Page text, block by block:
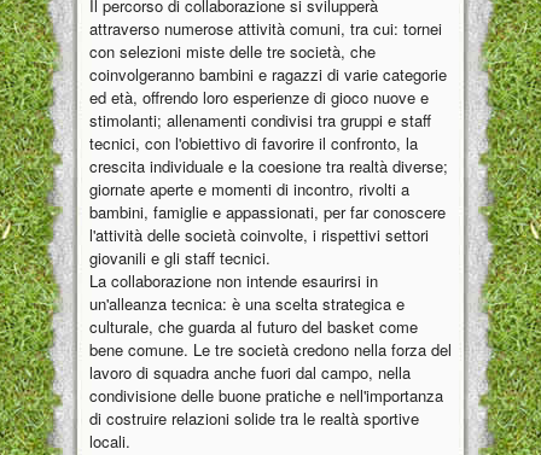
Il percorso di collaborazione si svilupperà
attraverso numerose attività comuni, tra cui: tornei
con selezioni miste delle tre società, che
coinvolgeranno bambini e ragazzi di varie categorie
ed età, offrendo loro esperienze di gioco nuove e
stimolanti; allenamenti condivisi tra gruppi e staff
tecnici, con l'obiettivo di favorire il confronto, la
crescita individuale e la coesione tra realtà diverse;
giornate aperte e momenti di incontro, rivolti a
bambini, famiglie e appassionati, per far conoscere
l'attività delle società coinvolte, i rispettivi settori
giovanili e gli staff tecnici.
La collaborazione non intende esaurirsi in
un'alleanza tecnica: è una scelta strategica e
culturale, che guarda al futuro del basket come
bene comune. Le tre società credono nella forza del
lavoro di squadra anche fuori dal campo, nella
condivisione delle buone pratiche e nell'importanza
di costruire relazioni solide tra le realtà sportive
locali.